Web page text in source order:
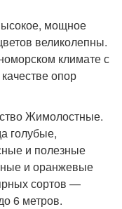
лианы
мощное
великолепны.
климате с
опор
Жимолостные.
голубые,
и полезные
и оранжевые
сортов —
6 метров.